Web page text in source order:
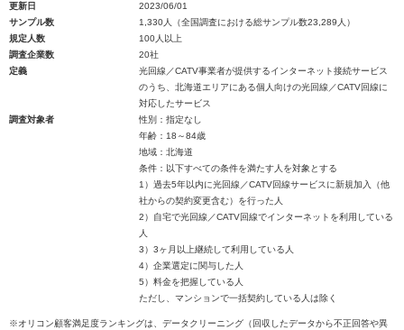
更新日
2023/06/01
サンプル数
1,330人（全国調査における総サンプル数23,289人）
規定人数
100人以上
調査企業数
20社
定義
光回線／CATV事業者が提供するインターネット接続サービス
のうち、北海道エリアにある個人向けの光回線／CATV回線に
対応したサービス
調査対象者
性別：指定なし
年齢：18～84歳
地域：北海道
条件：以下すべての条件を満たす人を対象とする
1）過去5年以内に光回線／CATV回線サービスに新規加入（他
社からの契約変更含む）を行った人
2）自宅で光回線／CATV回線でインターネットを利用している
人
3）3ヶ月以上継続して利用している人
4）企業選定に関与した人
5）料金を把握している人
ただし、マンションで一括契約している人は除く
※オリコン顧客満足度ランキングは、データクリーニング（回収したデータから不正回答や異